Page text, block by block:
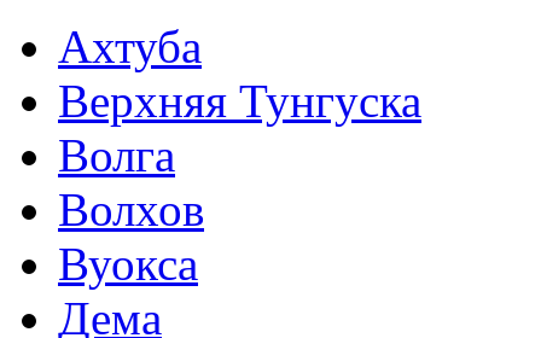
Ахтуба
Верхняя Тунгуска
Волга
Волхов
Вуокса
Дема